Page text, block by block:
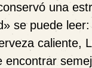
una
» se puede leer:
caliente,